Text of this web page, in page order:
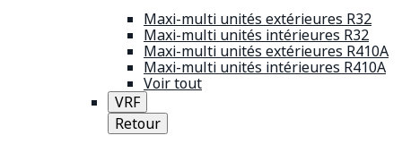
Maxi-multi unités extérieures R32
Maxi-multi unités intérieures R32
Maxi-multi unités extérieures R410A
Maxi-multi unités intérieures R410A
Voir tout
VRF
Retour